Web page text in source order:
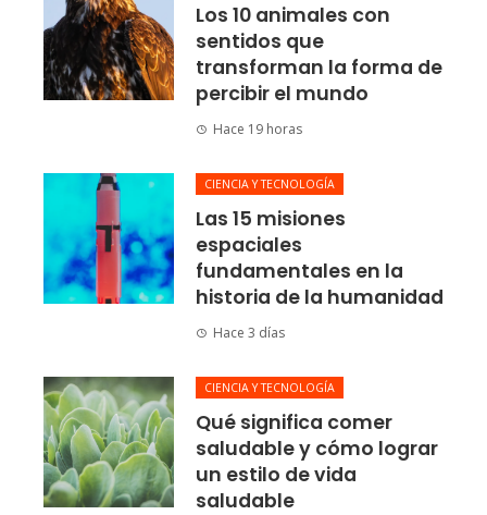
Los 10 animales con
sentidos que
transforman la forma de
percibir el mundo
Hace 19 horas
CIENCIA Y TECNOLOGÍA
Las 15 misiones
espaciales
fundamentales en la
historia de la humanidad
Hace 3 días
CIENCIA Y TECNOLOGÍA
Qué significa comer
saludable y cómo lograr
un estilo de vida
saludable